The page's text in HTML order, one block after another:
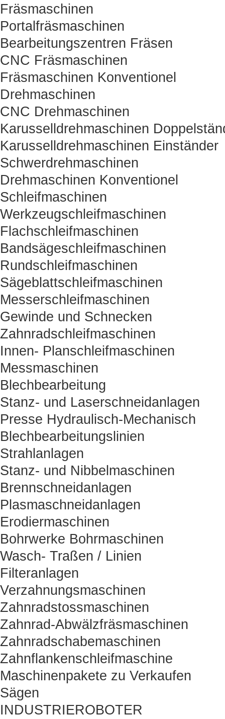
Fräsmaschinen
Portalfräsmaschinen
Bearbeitungszentren Fräsen
CNC Fräsmaschinen
Fräsmaschinen Konventionel
Drehmaschinen
CNC Drehmaschinen
Karusselldrehmaschinen
Karusselldrehmaschinen Einständer
Schwerdrehmaschinen
Drehmaschinen Konventionel
Schleifmaschinen
Werkzeugschleifmaschinen
Flachschleifmaschinen
Bandsägeschleifmaschinen
Rundschleifmaschinen
Sägeblattschleifmaschinen
Messerschleifmaschinen
Gewinde und Schnecken
Zahnradschleifmaschinen
Innen- Planschleifmaschinen
Messmaschinen
Blechbearbeitung
Stanz- und Laserschneidanlagen
Presse Hydraulisch-Mechanisch
Blechbearbeitungslinien
Strahlanlagen
Stanz- und Nibbelmaschinen
Brennschneidanlagen
Plasmaschneidanlagen
Erodiermaschinen
Bohrwerke Bohrmaschinen
Wasch- Traßen / Linien
Filteranlagen
Verzahnungsmaschinen
Zahnradstossmaschinen
Zahnrad-Abwälzfräsmaschinen
Zahnradschabemaschinen
Zahnflankenschleifmaschine
Maschinenpakete zu Verkaufen
Sägen
INDUSTRIEROBOTER